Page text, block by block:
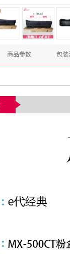
商品参数 包装